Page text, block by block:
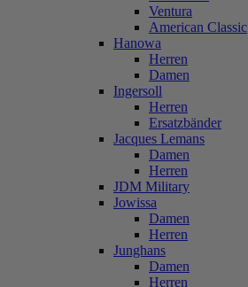
Ventura
American Classic
Hanowa
Herren
Damen
Ingersoll
Herren
Ersatzbänder
Jacques Lemans
Damen
Herren
JDM Military
Jowissa
Damen
Herren
Junghans
Damen
Herren